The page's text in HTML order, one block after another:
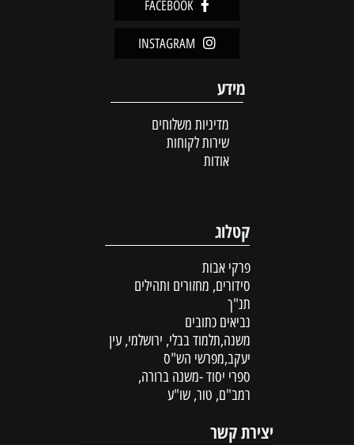
FACEBOOK
INSTAGRAM
מידע
מדיניות משלוחים
שירות לקוחות
אודות
קטלוג
פרקי אבות
סידורים, מחזורים ותהילים
תנ"ך
נביאים כתובים
משנה,תלמוד בבלי, ירושלמי, עין
יעקב,מפרשי הש"ס
ספרי יסוד -משנה ברורה,
רמב"ם, טור, שו"ע
יצירת קשר